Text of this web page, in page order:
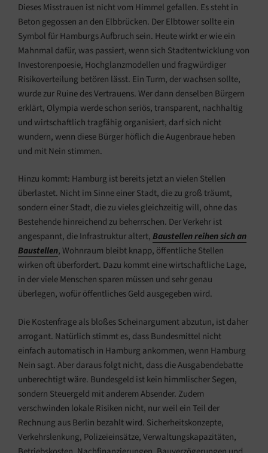
Dieses Misstrauen ist nicht vom Himmel gefallen. Es steht in
Beton gegossen an den Elbbrücken. Der Elbtower sollte ein
Symbol für Hamburgs Aufbruch sein. Heute wirkt er wie ein
Mahnmal dafür, was passiert, wenn sich Stadtentwicklung von
Investorenpoesie, Hochglanzmodellen und fragwürdiger
Risikoverteilung betören lässt. Ein Turm, der wachsen sollte,
wurde zur Ruine des Vertrauens. Wer dann denselben Bürgern
erklärt, Olympia werde schon seriös, transparent, nachhaltig
und wirtschaftlich tragfähig organisiert, darf sich nicht
wundern, wenn diese Bürger höflich die Augenbraue heben
und mit Nein stimmen.
Hinzu kommt: Hamburg ist bereits jetzt an vielen Stellen
überlastet. Nicht im Sinne einer Stadt, die zu groß träumt,
sondern einer Stadt, die zu vieles gleichzeitig will, ohne das
Bestehende hinreichend zu beherrschen. Der Verkehr ist
angespannt, die Infrastruktur altert,Baustellen reihen sich an
Baustellen, Wohnraum bleibt knapp, öffentliche Stellen
wirken oft überfordert. Dazu kommt eine wirtschaftliche Lage,
in der viele Menschen sparen müssen und sehr genau
überlegen, wofür öffentliches Geld ausgegeben wird.
Die Kostenfrage als bloßes Scheinargument abzutun, ist daher
arrogant. Natürlich stimmt es, dass Bundesmittel nicht
einfach automatisch in Hamburg ankommen, wenn Hamburg
Nein sagt. Aber daraus folgt nicht, dass die Ausgabendebatte
unberechtigt wäre. Bundesgeld ist kein himmlischer Segen,
sondern Steuergeld mit anderem Absender. Zudem
verschwinden lokale Risiken nicht, nur weil ein Teil der
Rechnung aus Berlin bezahlt wird. Sicherheitskonzepte,
Verkehrslenkung, Polizeieinsätze, Verwaltungskapazitäten,